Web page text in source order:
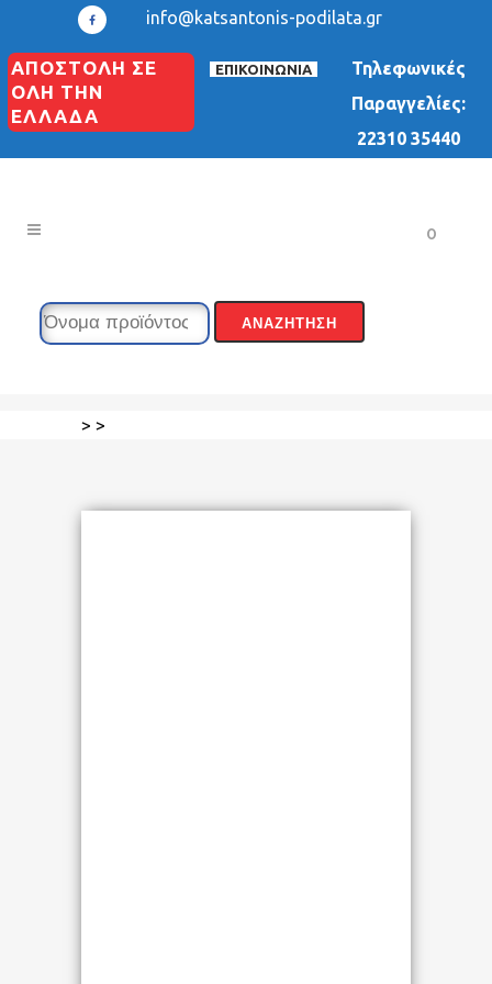
info@katsantonis-podilata.gr
ΑΠΟΣΤΟΛΗ ΣΕ
ΟΛΗ ΤΗΝ
ΕΛΛΑΔΑ
ΕΠΙΚΟΙΝΩΝΙΑ
Τηλεφωνικές
Παραγγελίες:
22310 35440
0
> >